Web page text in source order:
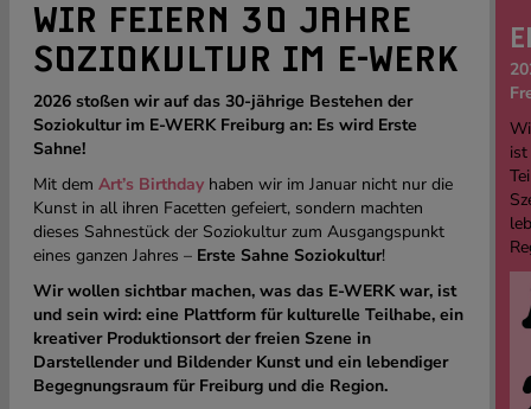
WIR FEIERN 30 JAHRE
SOZIOKULTUR IM E-WERK
2026 stoßen wir auf das 30-jährige Bestehen der
Soziokultur im E-WERK Freiburg an: Es wird Erste
Sahne!
Mit dem Art’s Birthday haben wir im Januar nicht nur die
Kunst in all ihren Facetten gefeiert, sondern machten
dieses Sahnestück der Soziokultur zum Ausgangspunkt
eines ganzen Jahres – Erste Sahne Soziokultur!
Wir wollen sichtbar machen, was das E-WERK war, ist
und sein wird: eine Plattform für kulturelle Teilhabe, ein
kreativer Produktionsort der freien Szene in
Darstellender und Bildender Kunst und ein lebendiger
Begegnungsraum für Freiburg und die Region.